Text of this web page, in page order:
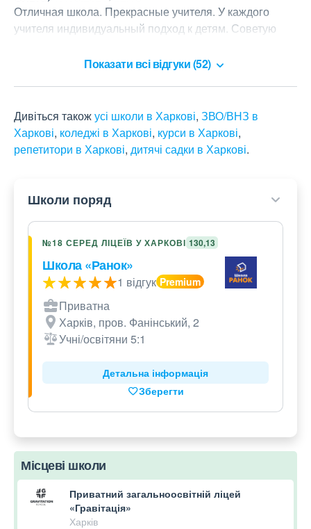
Отличная школа. Прекрасные учителя. У каждого
учителя индивидуальный подход к детям. Советую
Показати всі відгуки (52)
Дивіться такожусі школи в Харкові, ЗВО/ВНЗ в
Харкові, коледжі в Харкові, курси в Харкові,
репетитори в Харкові, дитячі садки в Харкові.
Школи поряд
№18 СЕРЕД ЛІЦЕЇВ У ХАРКОВІ 130,13
Школа «Ранок»
1 відгук
Приватна
Харків, пров. Фанінський, 2
Учні/освітяни 5:1
Детальна інформація
Зберегти
Місцеві школи
Приватний загальноосвітній ліцей
«Гравітація»
Харків